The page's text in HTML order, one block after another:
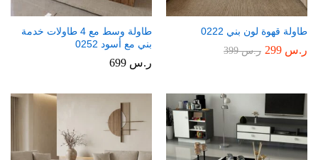
طاولة قهوة لون بني 0222
ر.س ر.س399
طاولة وسط مع 4 طاولات خدمة
بني مع أسود 0252
ر.س